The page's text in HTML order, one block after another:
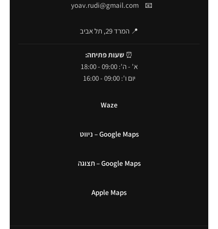
📧
yoav.rudi@gmail.com
📍 המרד 29, תל אביב
⏰ שעות פתיחה:
א' - ה': 09:00 - 18:00
יום ו': 09:00 - 16:00
Waze
Google Maps – ניווט
Google Maps – תצוגה
Apple Maps